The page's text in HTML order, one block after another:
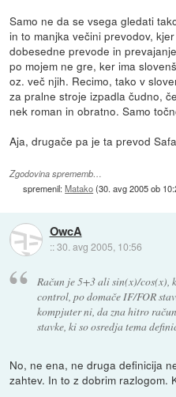
Samo ne da se vsega gledati
in to manjka večini prevodov,
dobesedne prevode in
po mojem ne gre, ker ima
oz. več njih. Recimo, tako v
za pralne stroje izpadla čudno,
nek roman in obratno. Samo
Aja, drugače pa je ta prevod
Zgodovina sprememb…
spremenil:Matako(30. avg 2005 ob
OwcA
::30. avg 2005, 10:56
Račun je 5+3 ali sin(x)/cos(x),
control, po domače IF/FOR
kompjuter ni, da zna hitro
stavke, ki so osredja tema
No, ne ena, ne druga definicija
zahtev. In to z dobrim razlogom.